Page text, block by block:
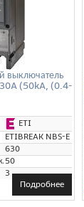
выключатель
(50kA, (0.4-
ETI
ETIBREAK NBS-E
630
50
3
Подробнее